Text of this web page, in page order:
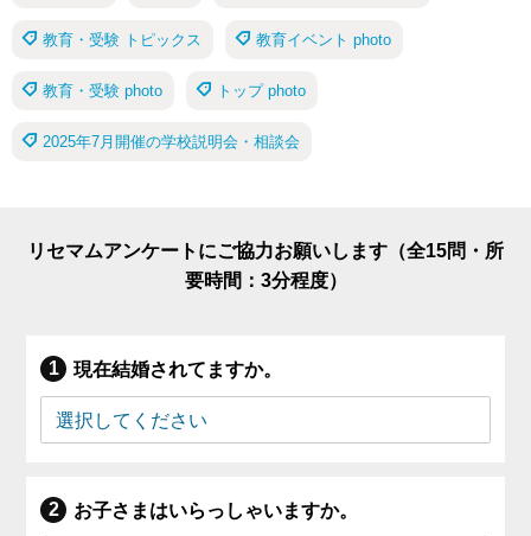
教育・受験 トピックス 教育イベント photo
教育・受験 photo トップ photo
2025年7月開催の学校説明会・相談会
リセマムアンケートにご協力お願いします（全15問・所
要時間：3分程度）
現在結婚されてますか。
お子さまはいらっしゃいますか。